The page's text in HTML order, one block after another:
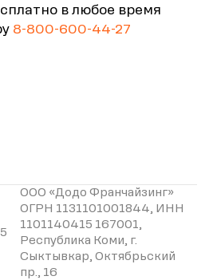
в любое время
8-800-600-44-27
ООО «Додо Франчайзинг»
ОГРН 1131101001844, ИНН
1101140415 167001,
Республика Коми, г.
Сыктывкар, Октябрьский
пр., 16